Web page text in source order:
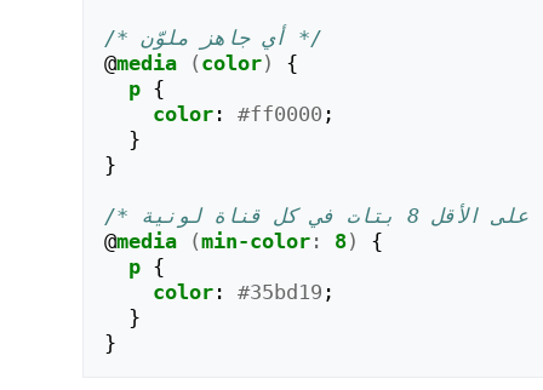
/* أي جاهز ملوّن */
@media ( color)
{
p {
color: #ff0000 ;
}
}
@media (min-color: 8)
{
p {
color: #35bd19 ;
}
}